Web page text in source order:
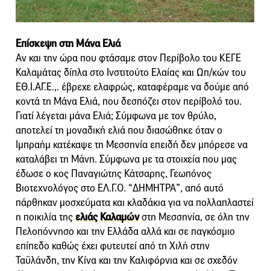
Επίσκεψη στη Μάνα Ελιά
Αν και την ώρα που φτάσαμε στον Περίβολο του ΚΕΓΕ
Καλαμάτας δίπλα στο Ινστιτούτο Ελαίας και Ωπ/κών του
ΕΘ.Ι.ΑΓ.Ε.,. έβρεχε ελαφρώς, καταφέραμε να δούμε από
κοντά τη Μάνα Ελιά, που δεσπόζει στον περίβολό του.
Γιατί λέγεται μάνα Ελιά; Σύμφωνα με τον θρύλο,
αποτελεί τη μοναδική ελιά που διασώθηκε όταν ο
Ιμπραήμ κατέκαψε τη Μεσσηνία επειδή δεν μπόρεσε να
καταλάβει τη Μάνη. Σύμφωνα με τα στοιχεία που μας
έδωσε ο κος Παναγιώτης Κάτσαρης, Γεωπόνος
Βιοτεχνολόγος στο ΕΛ.Γ.Ο. “ΔΗΜΗΤΡΑ”, από αυτό
πάρθηκαν μοσχεύματα και κλαδάκια για να πολλαπλαστεί
η ποικιλία τηςελιάς Καλαμώνστη Μεσσηνία, σε όλη την
Πελοπόννησο και την Ελλάδα αλλά και σε παγκόσμιο
επίπεδο καθώς έχει φυτευτεί από τη Χιλή στην
Ταϋλάνδη, την Κίνα και την Καλιφόρνια και σε σχεδόν